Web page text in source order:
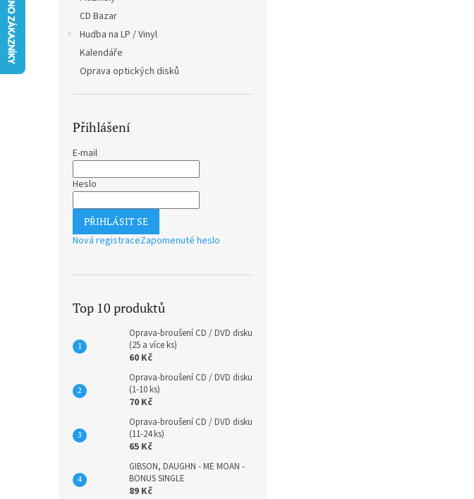
CD Bazar
Hudba na LP / Vinyl
Kalendáře
Oprava optických disků
Přihlášení
E-mail
Heslo
PŘIHLÁSIT SE
Nová registraceZapomenuté heslo
Top 10 produktů
Oprava-broušení CD / DVD disku
(25 a více ks)
60 Kč
Oprava-broušení CD / DVD disku
(1-10 ks)
70 Kč
Oprava-broušení CD / DVD disku
(11-24 ks)
65 Kč
GIBSON, DAUGHN - ME MOAN -
BONUS SINGLE
89 Kč